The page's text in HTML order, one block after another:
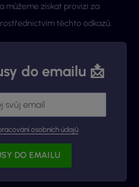
můžeme získat provizi za
těchto odkazů.
do emailu 📩
osobních údajů